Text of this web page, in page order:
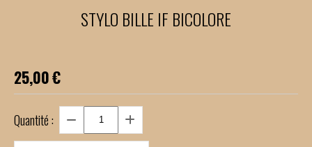
STYLO BILLE IF BICOLORE
25,00€
Quantité :